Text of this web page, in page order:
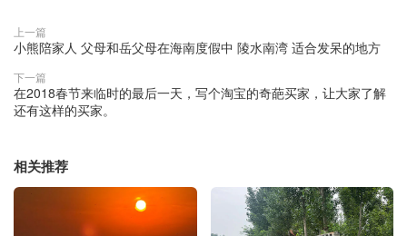
上一篇
小熊陪家人 父母和岳父母在海南度假中 陵水南湾 适合发呆的地方
下一篇
在2018春节来临时的最后一天，写个淘宝的奇葩买家，让大家了解
还有这样的买家。
相关推荐